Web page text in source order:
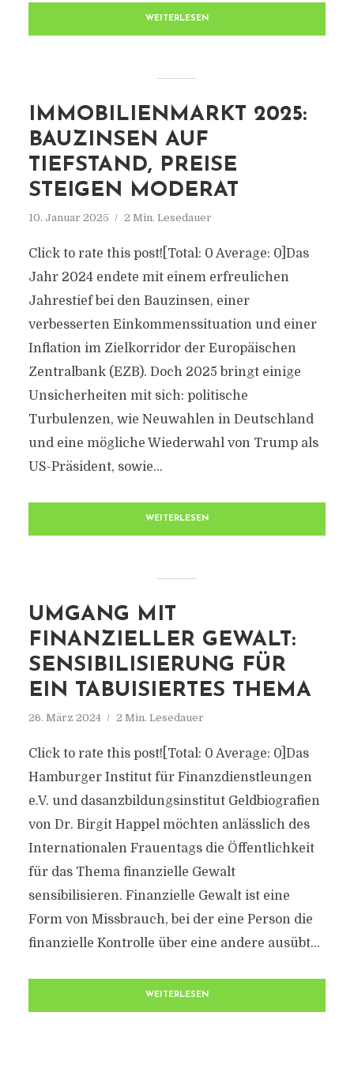
WEITERLESEN
IMMOBILIENMARKT 2025:
BAUZINSEN AUF
TIEFSTAND, PREISE
STEIGEN MODERAT
10. Januar 2025 2 Min. Lesedauer
Click to rate this post![Total: 0 Average: 0]Das
Jahr 2024 endete mit einem erfreulichen
Jahrestief bei den Bauzinsen, einer
verbesserten Einkommenssituation und einer
Inflation im Zielkorridor der Europäischen
Zentralbank (EZB). Doch 2025 bringt einige
Unsicherheiten mit sich: politische
Turbulenzen, wie Neuwahlen in Deutschland
und eine mögliche Wiederwahl von Trump als
US-Präsident, sowie...
WEITERLESEN
UMGANG MIT
FINANZIELLER GEWALT:
SENSIBILISIERUNG FÜR
EIN TABUISIERTES THEMA
26. März 2024 2 Min. Lesedauer
Click to rate this post![Total: 0 Average: 0]Das
Hamburger Institut für Finanzdienstleungen
e.V. und dasanzbildungsinstitut Geldbiografien
von Dr. Birgit Happel möchten anlässlich des
Internationalen Frauentags die Öffentlichkeit
für das Thema finanzielle Gewalt
sensibilisieren. Finanzielle Gewalt ist eine
Form von Missbrauch, bei der eine Person die
finanzielle Kontrolle über eine andere ausübt...
WEITERLESEN